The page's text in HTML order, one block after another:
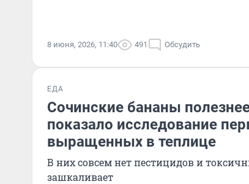
8 июня, 2026, 11:40 491 Обсудить
ЕДА
Сочинские бананы
показало исследование
выращенных в теплице
В них совсем нет пестицидов и
зашкаливает